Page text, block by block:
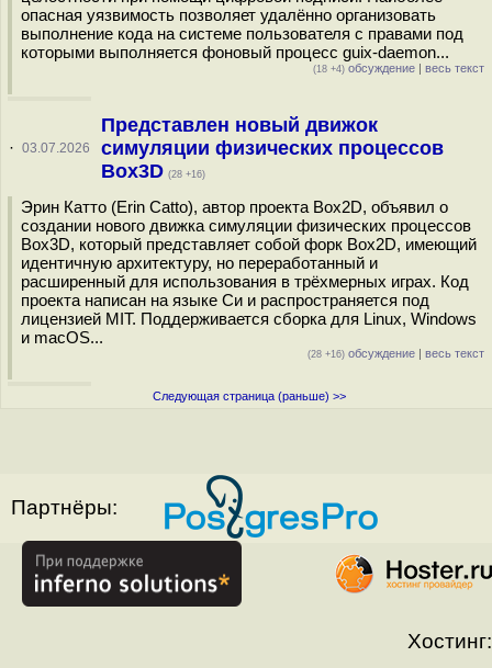
опасная уязвимость позволяет удалённо организовать
выполнение кода на системе пользователя с правами под
которыми выполняется фоновый процесс guix-daemon...
(18 +4) обсуждение | весь текст
· 03.07.2026
Представлен новый движок
симуляции физических процессов
Box3D (28 +16)
Эрин Катто (Erin Catto), автор проекта Box2D, объявил о
создании нового движка симуляции физических процессов
Box3D, который представляет собой форк Box2D, имеющий
идентичную архитектуру, но переработанный и
расширенный для использования в трёхмерных играх. Код
проекта написан на языке Си и распространяется под
лицензией MIT. Поддерживается сборка для Linux, Windows
и macOS...
(28 +16) обсуждение | весь текст
Следующая страница (раньше) >>
Партнёры:
Хостинг: